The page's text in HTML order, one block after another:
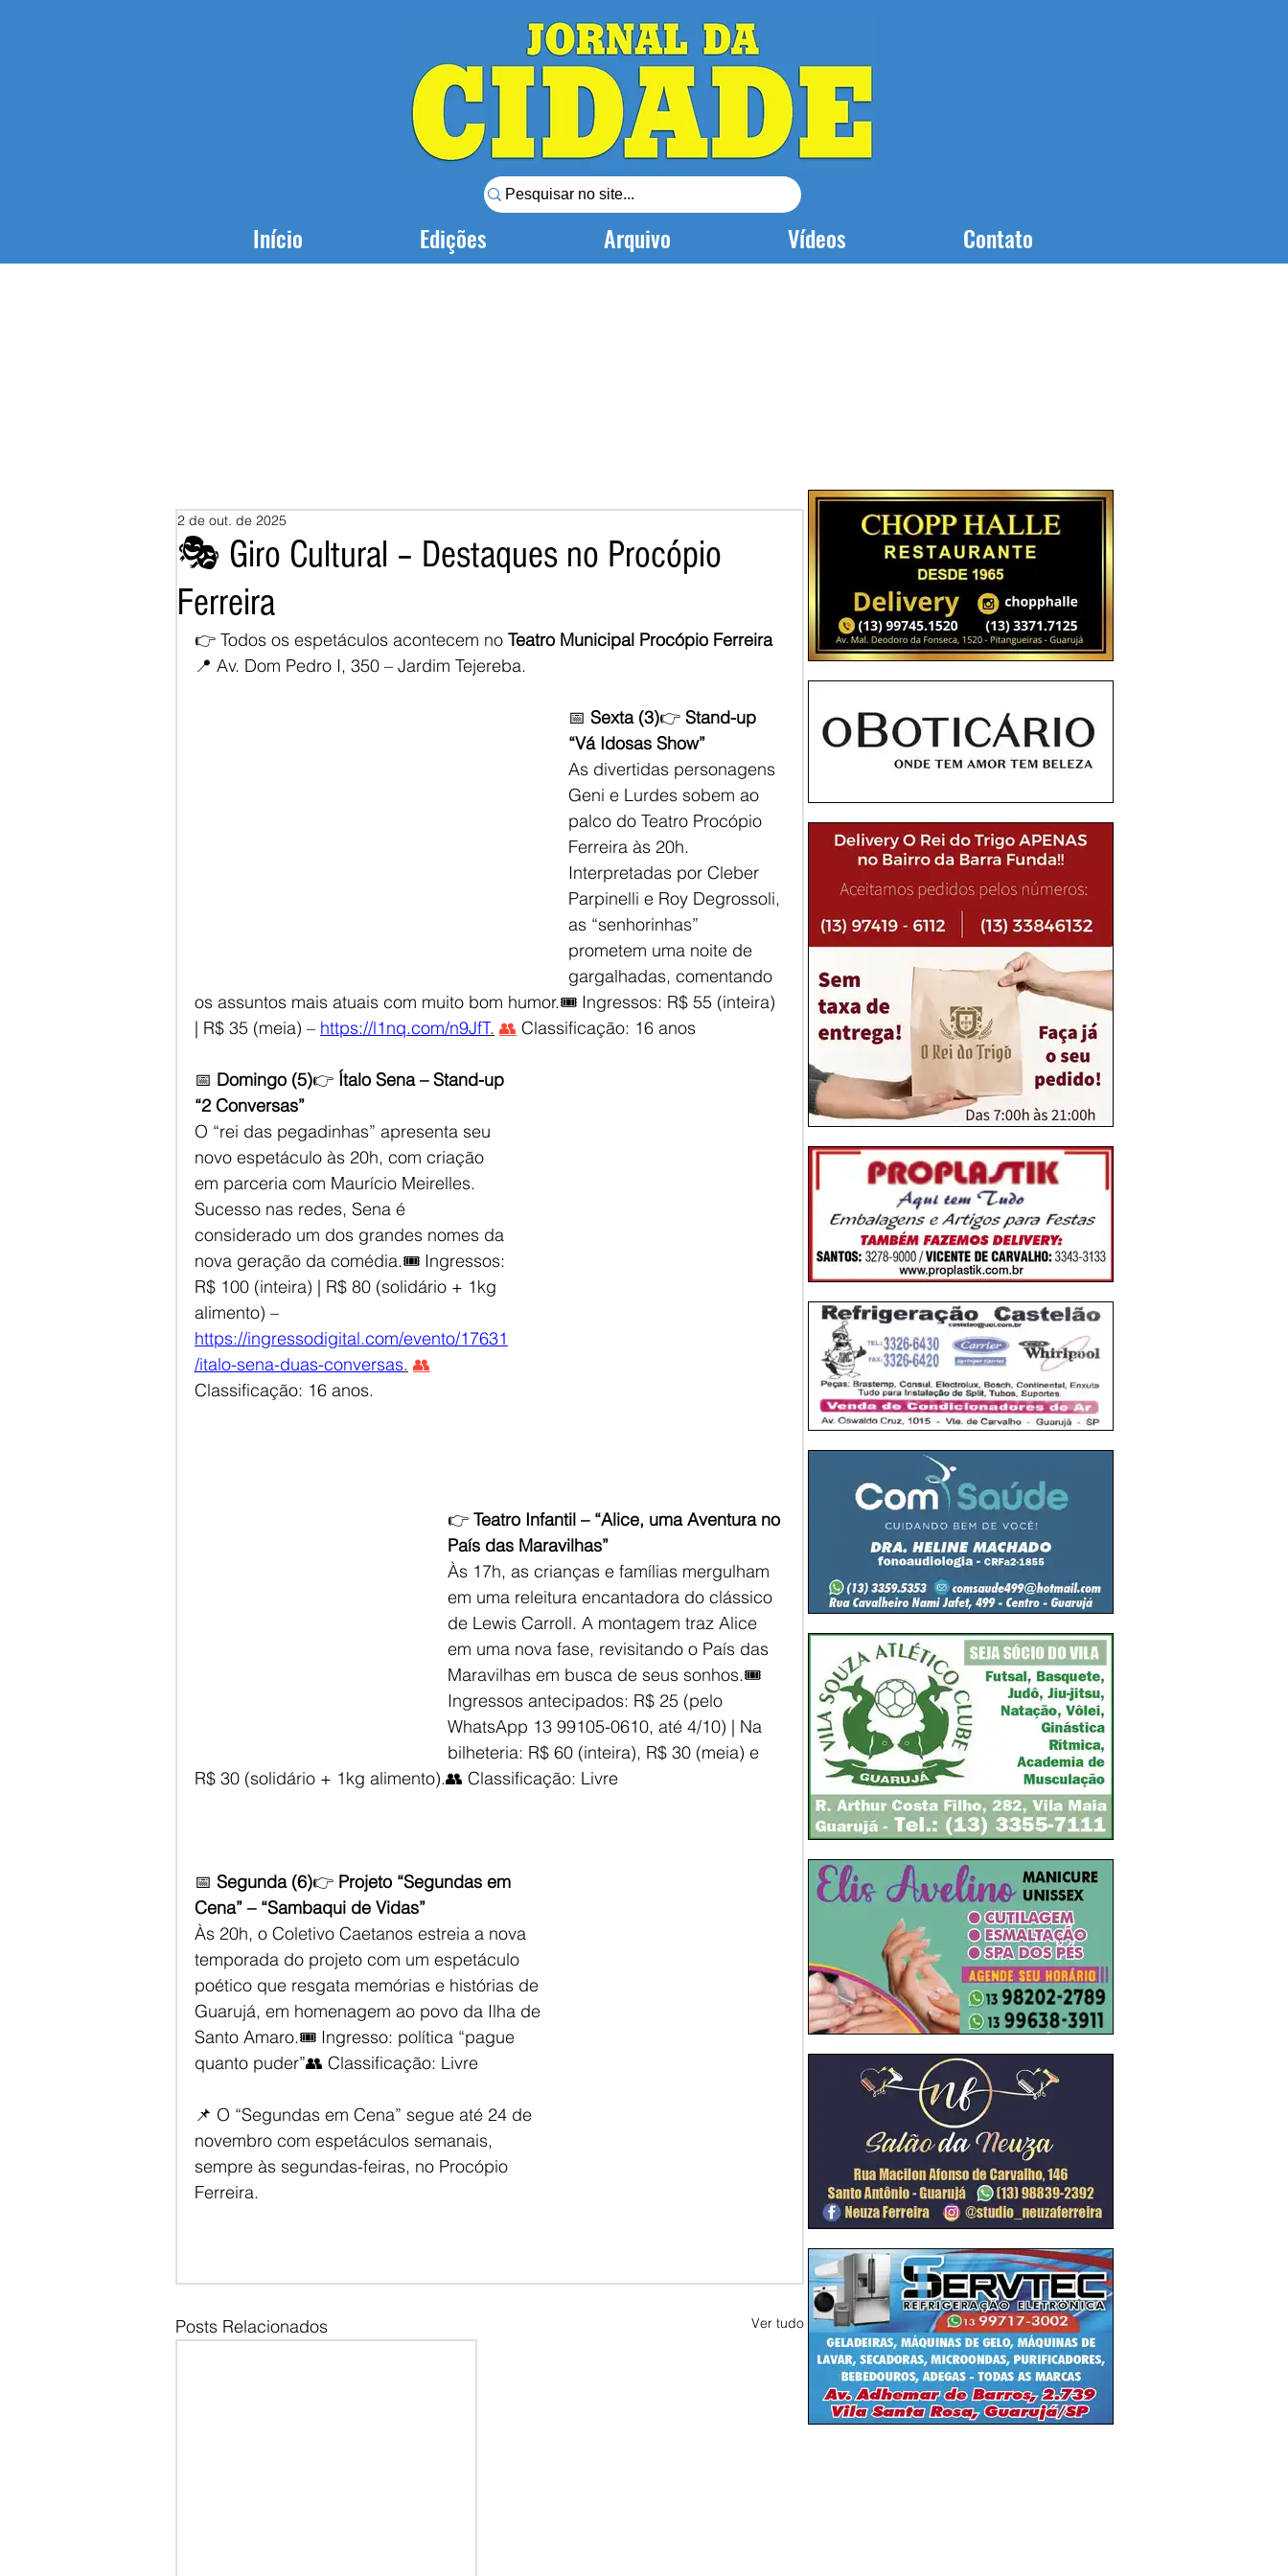
Início Edições Arquivo Vídeos Contato
🎭 Giro Cultural – Destaques no Procópio
Ferreira
2 de out. de 2025
👉 Todos os espetáculos acontecem no Teatro Municipal Procópio Ferreira
📍 Av. Dom Pedro I, 350 – Jardim Tejereba.
📅 Sexta (3)👉 Stand-up
“Vá Idosas Show”
As divertidas personagens
Geni e Lurdes sobem ao
palco do Teatro Procópio
Ferreira às 20h.
Interpretadas por Cleber
Parpinelli e Roy Degrossoli,
as “senhorinhas”
prometem uma noite de
gargalhadas, comentando
os assuntos mais atuais com muito bom humor.🎟️ Ingressos: R$ 55 (inteira)
| R$ 35 (meia) – https://l1nq.com/n9JfT. 👥 Classificação: 16 anos
📅 Domingo (5)👉 Ítalo Sena – Stand-up
“2 Conversas”
O “rei das pegadinhas” apresenta seu
novo espetáculo às 20h, com criação
em parceria com Maurício Meirelles.
Sucesso nas redes, Sena é
considerado um dos grandes nomes da
nova geração da comédia.🎟️ Ingressos:
R$ 100 (inteira) | R$ 80 (solidário + 1kg
alimento) –
https://ingressodigital.com/evento/17631
/italo-sena-duas-conversas. 👥
Classificação: 16 anos.
👉 Teatro Infantil – “Alice, uma Aventura no
País das Maravilhas”
Às 17h, as crianças e famílias mergulham
em uma releitura encantadora do clássico
de Lewis Carroll. A montagem traz Alice
em uma nova fase, revisitando o País das
Maravilhas em busca de seus sonhos.🎟️
Ingressos antecipados: R$ 25 (pelo
WhatsApp 13 99105-0610, até 4/10) | Na
bilheteria: R$ 60 (inteira), R$ 30 (meia) e
R$ 30 (solidário + 1kg alimento).👥 Classificação: Livre
📅 Segunda (6)👉 Projeto “Segundas em
Cena” – “Sambaqui de Vidas”
Às 20h, o Coletivo Caetanos estreia a nova
temporada do projeto com um espetáculo
poético que resgata memórias e histórias de
Guarujá, em homenagem ao povo da Ilha de
Santo Amaro.🎟️ Ingresso: política “pague
quanto puder”👥 Classificação: Livre
📌 O “Segundas em Cena” segue até 24 de
novembro com espetáculos semanais,
sempre às segundas-feiras, no Procópio
Ferreira.
Posts Relacionados Ver tudo